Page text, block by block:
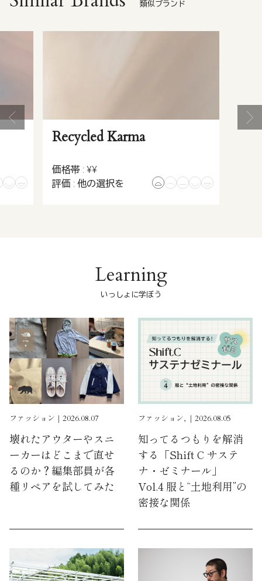
類似ブランド
Recycled Karma
価格帯 : ¥¥
評価 : 他の選択を
Learning
いっしょに学ぼう
ファッション｜2026.08.07
壊れたアウターやスニ
ーカーはどこまで直せ
るのか？編集部員が各
種リペアを試してみた
ファッション, ｜2026.08.05
知ってるつもりを解消
する「Shift C サステ
ナ・ゼミナール」
Vol.4 服と“土地利用”の
密接な関係